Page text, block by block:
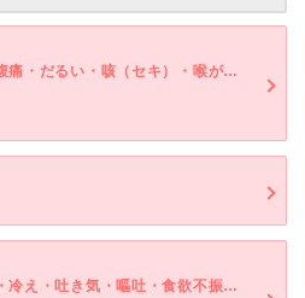
発熱・頭が痛い・胃痛・腹痛・だるい・咳（セキ）・喉が痛い・吐き気・嘔吐・食欲不振・体調不良
発熱・頭が痛い・だるい・冷え・吐き気・嘔吐・食欲不振・体調不良・慢性の下痢